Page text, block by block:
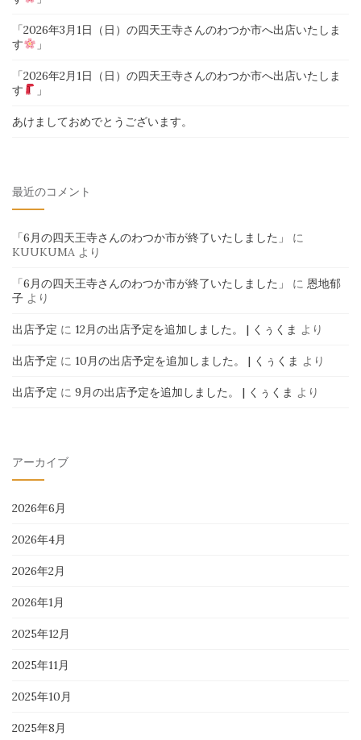
「2026年3月1日（日）の四天王寺さんのわつか市へ出店いたしま
す
」
「2026年2月1日（日）の四天王寺さんのわつか市へ出店いたしま
す
」
あけましておめでとうございます。
最近のコメント
「6月の四天王寺さんのわつか市が終了いたしました」
に
KUUKUMA より
「6月の四天王寺さんのわつか市が終了いたしました」 に 恩地郁
子 より
出店予定 に 12月の出店予定を追加しました。 | くぅくま より
出店予定 に 10月の出店予定を追加しました。 | くぅくま より
出店予定 に 9月の出店予定を追加しました。 | くぅくま より
アーカイブ
2026年6月
2026年4月
2026年2月
2026年1月
2025年12月
2025年11月
2025年10月
2025年8月